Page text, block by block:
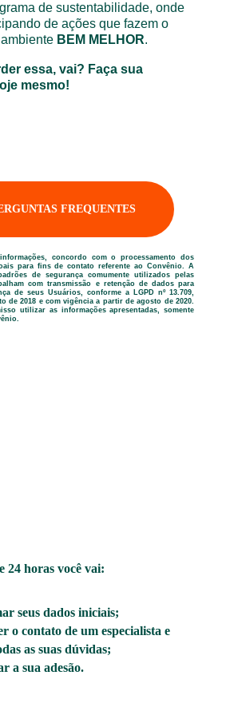
de sustentabilidade, onde
de ações que fazem o
BEM MELHOR.
essa, vai? Faça sua
mesmo!
FREQUENTES
concordo com o processamento dos
para fins de contato referente ao Convênio. A
de segurança comumente utilizados pelas
com transmissão e retenção de dados para
de seus Usuários, conforme a LGPD nº 13.709,
de 2018 e com vigência a partir de agosto de 2020.
utilizar as informações apresentadas, somente
24 horas você vai:
seus dados iniciais;
o contato de um especialista e
as suas dúvidas;
a sua adesão.